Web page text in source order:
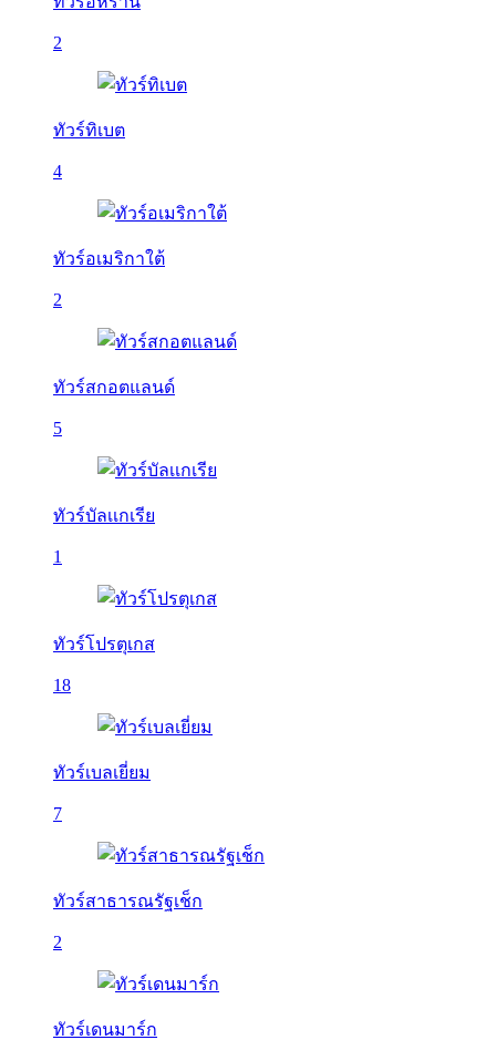
2
ทัวร์ทิเบต
4
ทัวร์อเมริกาใต้
2
ทัวร์สกอตแลนด์
5
ทัวร์บัลเเกเรีย
1
ทัวร์โปรตุเกส
18
ทัวร์เบลเยี่ยม
7
ทัวร์สาธารณรัฐเช็ก
2
ทัวร์เดนมาร์ก